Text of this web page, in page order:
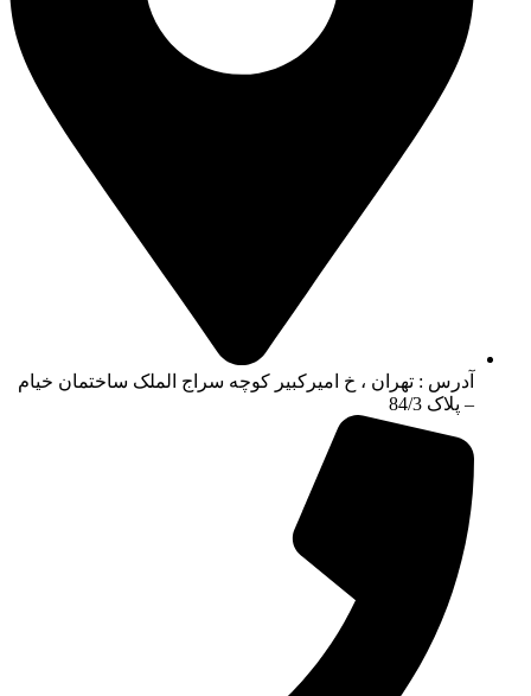
آدرس : تهران ، خ امیرکبیر کوچه سراج الملک ساختمان خیام
– پلاک 84/3